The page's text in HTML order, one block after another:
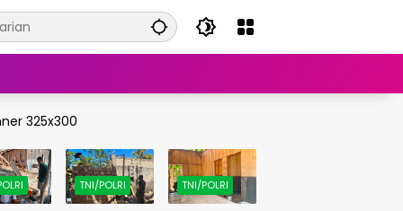
TNI/POLRI TNI/POLRI